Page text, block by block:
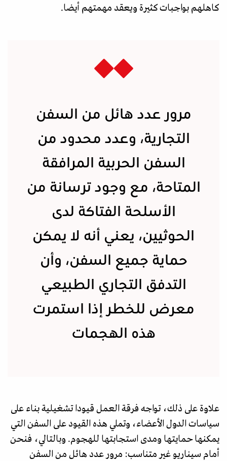
كاهلهم بواجبات كثيرة ويعقد مهمتهم أيضا.
مرور عدد هائل من السفن
التجارية، وعدد محدود من
السفن الحربية المرافقة
المتاحة، مع وجود ترسانة من
الأسلحة الفتاكة لدى
الحوثيين، يعني أنه لا يمكن
حماية جميع السفن، وأن
التدفق التجاري الطبيعي
معرض للخطر إذا استمرت
هذه الهجمات
علاوة على ذلك، تواجه فرقة العمل قيودا تشغيلية بناء على
سياسات الدول الأعضاء، وتملي هذه القيود على السفن التي
يمكنها حمايتها ومدى استجابتها للهجوم. وبالتالي، فنحن
أمام سيناريو غير متناسب: مرور عدد هائل من السفن